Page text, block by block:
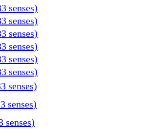
senses)
senses)
senses)
senses)
senses)
senses)
senses)